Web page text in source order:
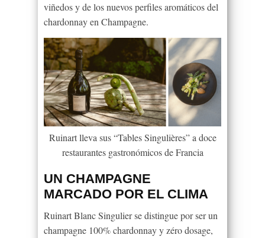
viñedos y de los nuevos perfiles aromáticos del
chardonnay en Champagne.
Ruinart lleva sus “Tables Singulières” a doce
restaurantes gastronómicos de Francia
UN CHAMPAGNE
MARCADO POR EL CLIMA
Ruinart Blanc Singulier se distingue por ser un
champagne 100% chardonnay y zéro dosage,